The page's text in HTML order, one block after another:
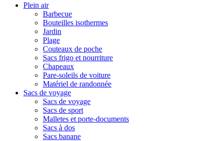
Plein air
Barbecue
Bouteilles isothermes
Jardin
Plage
Couteaux de poche
Sacs frigo et nourriture
Chapeaux
Pare-soleils de voiture
Matériel de randonnée
Sacs de voyage
Sacs de voyage
Sacs de sport
Malletes et porte-documents
Sacs à dos
Sacs banane